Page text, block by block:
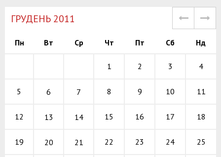
ГРУДЕНЬ 2011
Пн Вт Ср Чт Пт Сб Нд
1 2 3 4
5 6 7 8 9 10 11
12 13 14 15 16 17 18
19 20 21 22 23 24 25